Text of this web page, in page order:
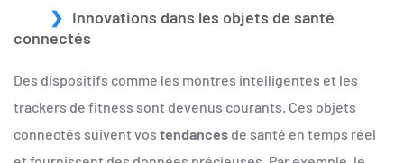
Innovations dans les objets de santé
connectés
Des dispositifs comme les montres intelligentes et les
trackers de fitness sont devenus courants. Ces objets
connectés suivent vos tendances de santé en temps réel